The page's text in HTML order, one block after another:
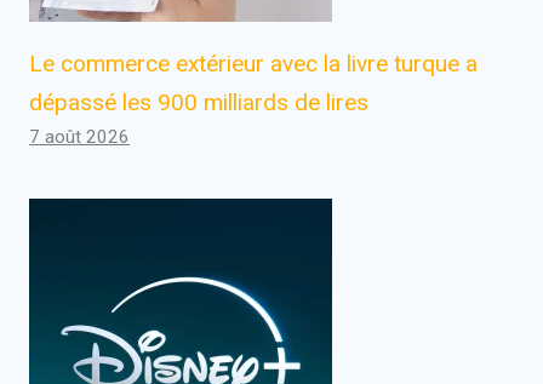
Le commerce extérieur avec la livre turque a
dépassé les 900 milliards de lires
7 août 2026